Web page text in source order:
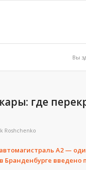
Вы
где
Roshchenko
A2 —
Бранденбурге